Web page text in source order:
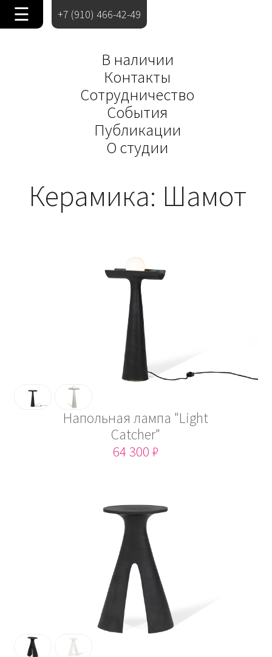
☰ +7 (910) 466-42-49
В наличии
Контакты
Сотрудничество
События
Публикации
О студии
Керамика: Шамот
Напольная лампа "Light
Catcher"
64 300 ₽